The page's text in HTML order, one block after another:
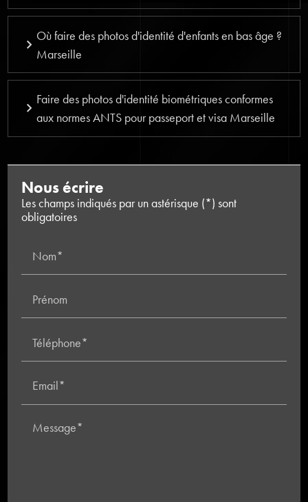
Où faire des photos d'identité d'enfants en bas âge ?
Marseille
Faire des photos d'identité biométriques conformes
aux normes ANTS pour passeport et visa Marseille
Nous écrire
Les champs indiqués par un astérisque (*) sont
obligatoires
Nom*
Prénom
Téléphone*
Email*
Message*